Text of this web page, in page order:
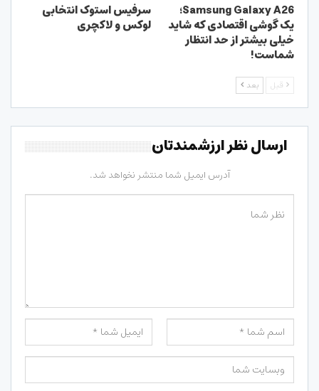
Samsung Galaxy A26؛
یک گوشی اقتصادی که شاید
خیلی بیشتر از حد انتظار
شماست!
سرفیس استوک انتخابی
لوکس و لاکچری
قبل بعد
ارسال نظر ارزشمندتان
آدرس ایمیل شما منتشر نخواهد شد.